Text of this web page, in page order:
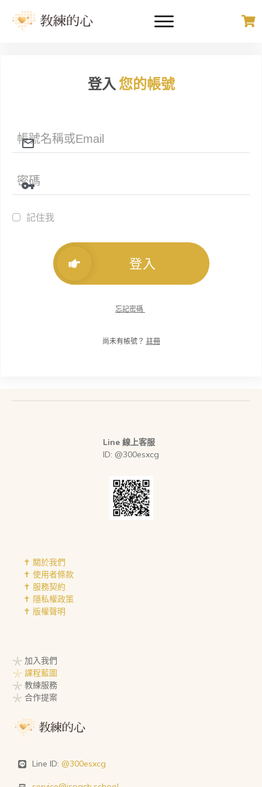
登入您的帳號
記住我
登入
忘記密碼
尚未有帳號？ 註冊
Line 線上客服
ID: @300esxcg
✝︎ 關於我們
✝︎ 使用者條款
✝︎ 服務契約
✝︎ 隱私權政策
✝︎ 版權聲明
𓇼 加入我們
𓇼 課程藍圖
𓇼 教練服務
𓇼 合作提案
Line ID: @300esxcg